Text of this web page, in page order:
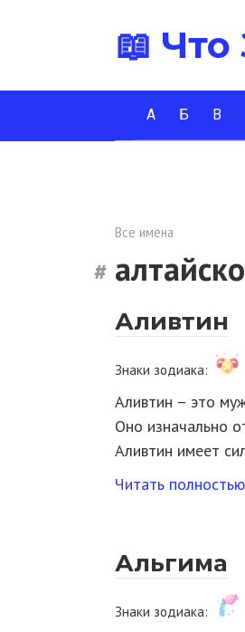
📖
А Б В
Все имена
Аливтин
Знаки зодиака:
Аливтин – это
Оно изначально
Аливтин имеет
Читать полностью
Альгима
Знаки зодиака: